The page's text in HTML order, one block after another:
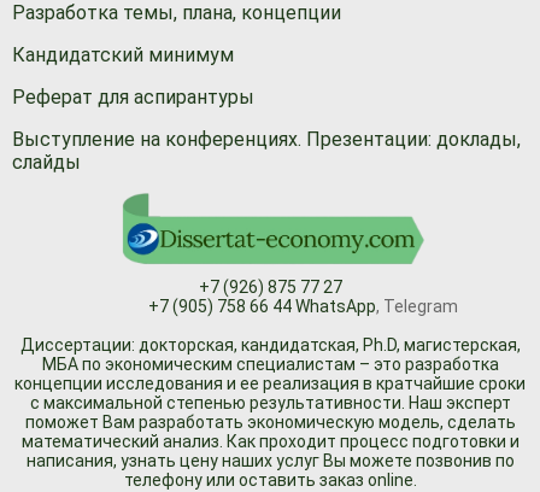
Разработка темы, плана, концепции
Кандидатский минимум
Реферат для аспирантуры
Выступление на конференциях. Презентации: доклады,
слайды
+7 (926) 875 77 27
+7 (905) 758 66 44 WhatsApp, Telegram
Диссертации: докторская, кандидатская, Ph.D, магистерская,
МБА по экономическим специалистам – это разработка
концепции исследования и ее реализация в кратчайшие сроки
с максимальной степенью результативности. Наш эксперт
поможет Вам разработать экономическую модель, сделать
математический анализ. Как проходит процесс подготовки и
написания, узнать цену наших услуг Вы можете позвонив по
телефону или оставить заказ online.